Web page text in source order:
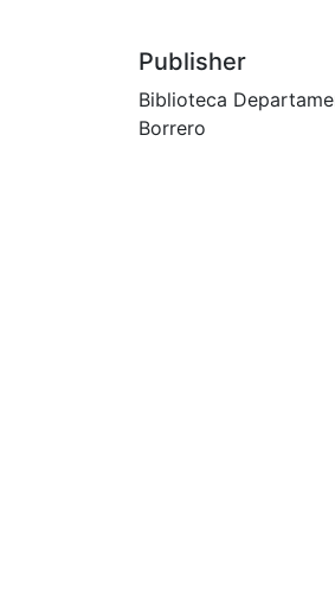
Publisher
Biblioteca
Borrero